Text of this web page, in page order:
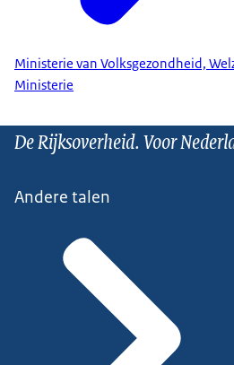
Ministerie van Volksgezondheid,
Ministerie
De Rijksoverheid. Voor
Andere talen